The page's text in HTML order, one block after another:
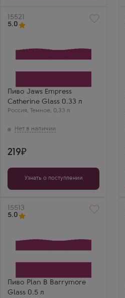
Артикул
15521
5.0
Пиво Jaws Empress
Catherine Glass 0.33 л
Россия, Темное, 0,33 л
219
Узнать о поступлении
Артикул
15513
5.0
Пиво Plan B Barrymore
Glass 0.5 л